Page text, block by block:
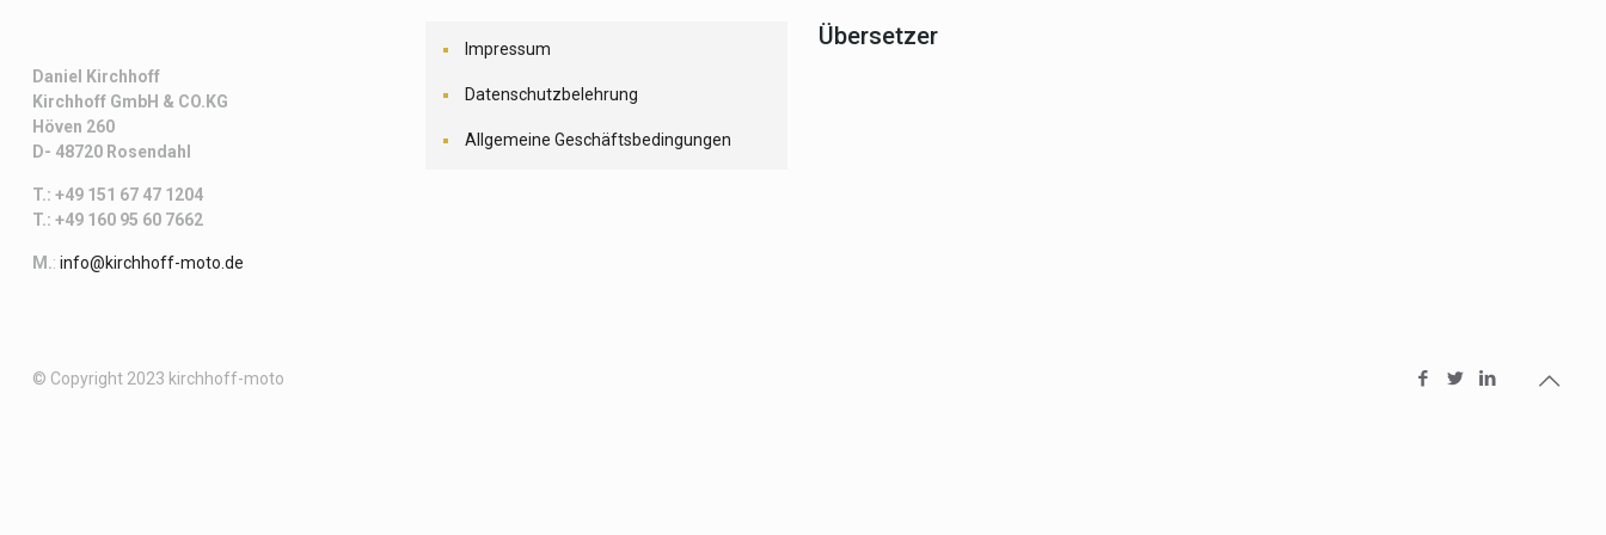
Daniel Kirchhoff
Kirchhoff GmbH & CO.KG
Höven 260
D- 48720 Rosendahl
T.: +49 151 67 47 1204
T.: +49 160 95 60 7662
M.: info@kirchhoff-moto.de
Impressum
Datenschutzbelehrung
Allgemeine Geschäftsbedingungen
Übersetzer
© Copyright 2023 kirchhoff-moto